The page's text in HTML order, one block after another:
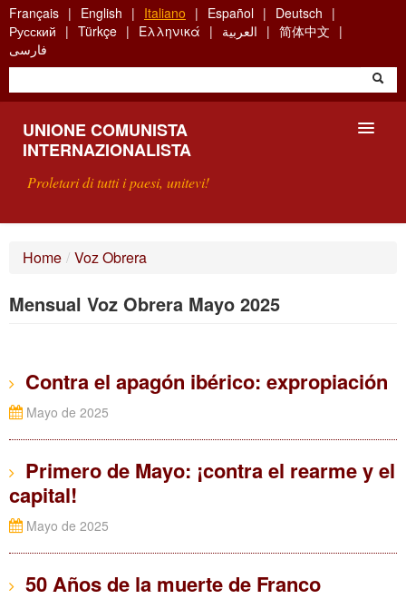
Skip
to
main
content
Français English Italiano Español
Deutsch
Русский
Türkçe Ελληνικά العربية
简体中文
فارسی
UNIONE COMUNISTA
INTERNAZIONALISTA
Proletari di tutti i paesi, unitevi!
Home / Voz Obrera
Mensual Voz Obrera Mayo 2025
Contra el apagón ibérico: expropiación
Mayo de 2025
Primero de Mayo: ¡contra el rearme y el
capital!
Mayo de 2025
50 Años de la muerte de Franco